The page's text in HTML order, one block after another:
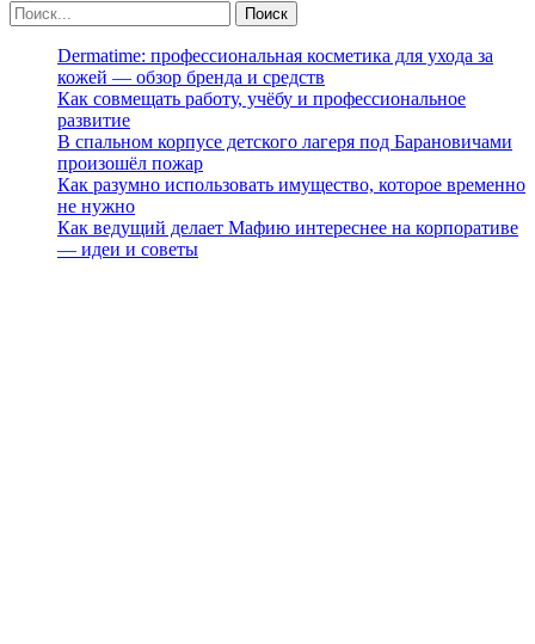
Dermatime: профессиональная косметика для ухода за
кожей — обзор бренда и средств
Как совмещать работу, учёбу и профессиональное
развитие
В спальном корпусе детского лагеря под Барановичами
произошёл пожар
Как разумно использовать имущество, которое временно
не нужно
Как ведущий делает Мафию интереснее на корпоративе
— идеи и советы